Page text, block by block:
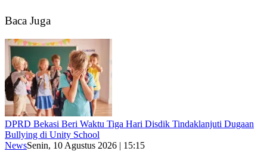
Baca Juga
DPRD Bekasi Beri Waktu Tiga Hari Disdik Tindaklanjuti Dugaan
Bullying di Unity School
NewsSenin, 10 Agustus 2026 | 15:15